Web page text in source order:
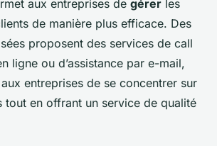
aux entreprises de gérer les
de manière plus efficace. Des
proposent des services de call
ligne ou d’assistance par e-mail,
entreprises de se concentrer sur
tout en offrant un service de qualité